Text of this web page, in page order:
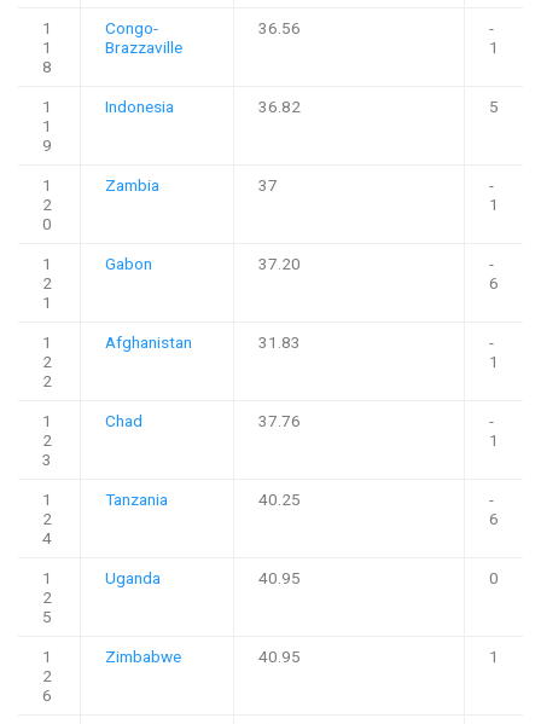
1
1
8
Congo-
Brazzaville
36.56
-
1
1
1
9
Indonesia 36.82 5
1
2
0
Zambia 37
-
1
1
2
1
Gabon 37.20
-
6
1
2
2
Afghanistan 31.83
-
1
1
2
3
Chad 37.76
-
1
1
2
4
Tanzania 40.25
-
6
1
2
5
Uganda 40.95 0
1
2
6
Zimbabwe 40.95 1